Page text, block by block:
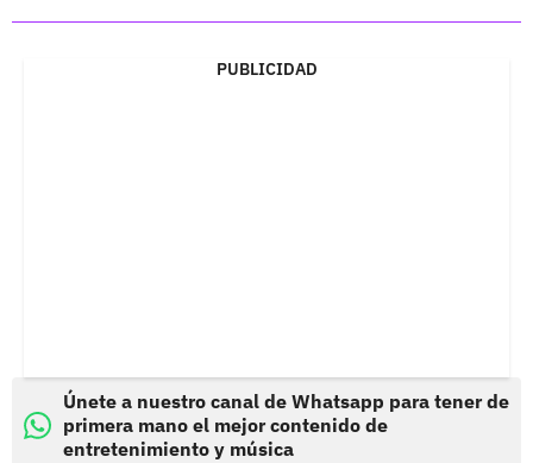
PUBLICIDAD
Únete a nuestro canal de Whatsapp para tener de
primera mano el mejor contenido de
entretenimiento y música